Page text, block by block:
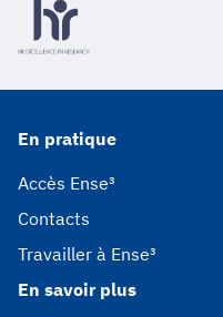
En pratique
Accès Ense³
Contacts
Travailler à Ense³
En savoir plus